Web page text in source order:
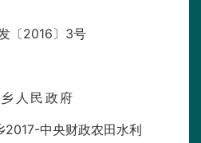
〔2016〕3号
人民政 府
2017-中央财政农田水利